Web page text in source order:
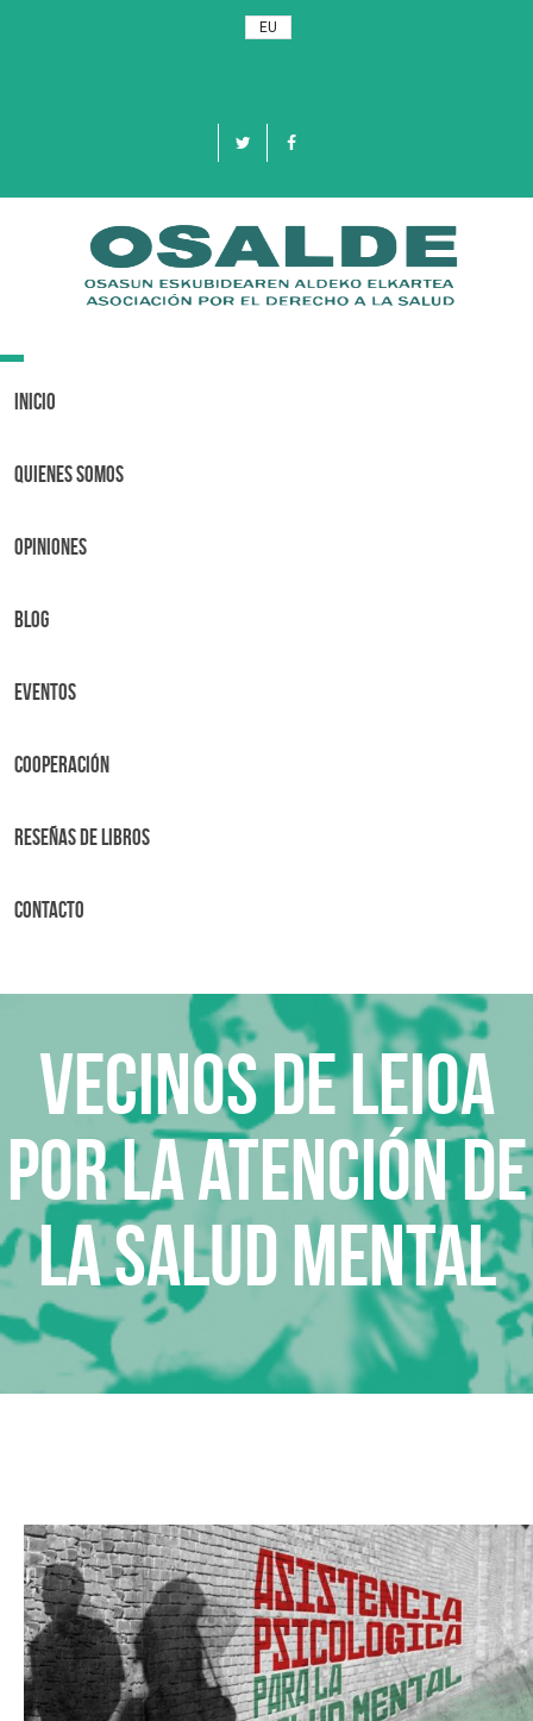
EU
Toggle
Inicio
Quienes Somos
OPINIONES
BLOG
Eventos
Cooperación
Reseñas de libros
Contacto
Vecinos de Leioa
por la atención de
la Salud Mental